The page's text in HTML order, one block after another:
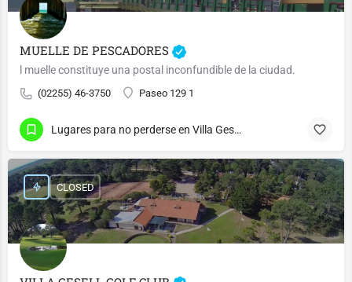
MUELLE DE PESCADORES
l muelle constituye una postal inconfundible de la ciudad.
(02255) 46-3750 Paseo 129 1
Lugares para no perderse en Villa Gesell
CLOSED